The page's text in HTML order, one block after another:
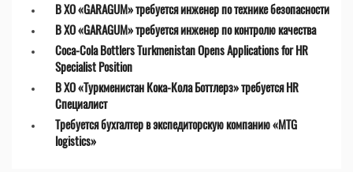
В ХО «GARAGUM» требуется инженер по технике безопасности
В ХО «GARAGUM» требуется инженер по контролю качества
Coca-Cola Bottlers Turkmenistan Opens Applications for HR
Specialist Position
В ХО «Туркменистан Кока-Кола Боттлерз» требуется HR
Специалист
Требуется бухгалтер в экспедиторскую компанию «MTG
logistics»